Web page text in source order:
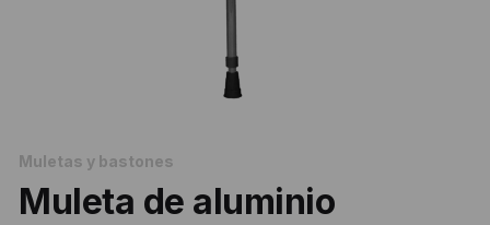
Muletas y bastones
Muleta de aluminio